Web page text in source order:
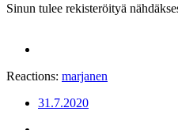
Sinun tulee rekisteröityä
Reactions: marjanen
31.7.2020